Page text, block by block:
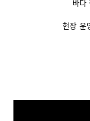
바다
현장 운